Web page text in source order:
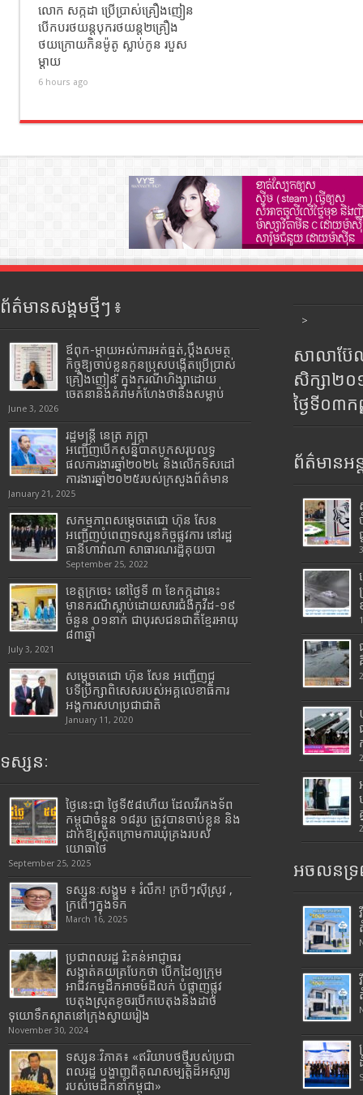
លោក សក្កដា ប្រើប្រាស់គ្រឿងញៀន
បើកបរថយន្តបុករថយន្ត២គ្រឿង
ថយក្រោយកិនម៉ូតូ ស្លាប់កូន របួស
ម្ដាយ
6 hours ago
ព័ត៌មានសង្គមថ្មីៗ ៖
ឪពុក-ម្ដាយអស់ការអត់ធ្មត់,ប្ដឹងសមត្ថ
កិច្ចឱ្យចាប់ខ្លួនកូនប្រុសបង្កើតប្រើប្រាស់
គ្រឿងញៀន ក្នុងករណីហិង្សាដោយ
ចេតនានិងគំរាមកំហែងថានឹងសម្លាប់
June 3, 2026
រដ្ឋមន្រ្តី​ នេត្រ​ ភក្ត្រា​
អញ្ជើញបើកសន្និបាតបូកសរុបលទ្ធ
ផលការងារឆ្នាំ២០២៤ និងលើកទិសដៅ
ការងារឆ្នាំ២០២៥របស់​ក្រសួង​ព័ត៌មាន​
January 21, 2025
សកម្មភាពសម្តេចតេជោ ហ៊ុន សែន
អញ្ជើញបំពេញទស្សនកិច្ចផ្លូវការ នៅរដ្ឋ
ធានីហាវ៉ាណា សាធារណរដ្ឋគុយបា
September 25, 2022
ខេត្តក្រចេះ នៅថ្ងៃទី ៣ ខែកក្កដានេះ
មានករណីស្លាប់ដោយសារជំងឺកូវីដ-១៩
ចំនួន ០១នាក់ ជាបុរសជនជាតិខ្មែរអាយុ
៨៣ឆ្នាំ
July 3, 2021
សម្តេចតេជោ ហ៊ុន សែន អញ្ជើញជួ
បទីប្រឹក្សាពិសេសរបស់អគ្គលេខាធិការ
អង្គការសហប្រជាជាតិ
January 11, 2020
ទស្សនៈ
ថ្ងៃនេះជា ថ្ងៃទី៥៨ហើយ ដែលវីរកងទ័ព
កម្ពុជាចំនួន ១៨រូប ត្រូវបានចាប់ខ្លួន និង
ដាក់ឱ្យស្ថិតក្រោមការឃុំគ្រងរបស់
យោធាថៃ
September 25, 2025
ទស្សនៈសង្គម ៖ រំលឹក! ក្របីៗស៊ីស្រូវ ,
ក្រពើៗក្នុងទឹក
March 16, 2025
ប្រជាពលរដ្ឋ រិះគន់អាជ្ញាធរ
សង្កាត់គយត្របែកថា បើកដៃឲ្យក្រុម
អាជីវកម្មដឹកអាចម៍ដីលក់ បំផ្លាញផ្លូវ
បេតុងស្រុតខូចរបើកបេតុងនិងដាច់
ទុយោទឹកស្អាតនៅក្រុងស្វាយរៀង
November 30, 2024
ទស្សនៈវិភាគ៖ «ឥរិយាបថថ្មីរបស់ប្រជា
ពលរដ្ឋ បង្ហាញពីគុណសម្បត្តិដ៏អស្ចារ្យ
របស់មេដឹកនាំកម្ពុជា»
>
សាលាប៊ែ
សិក្សា២
ថ្ងៃទី០៣
ព័ត៌មានអន្
អចលនទ្រ